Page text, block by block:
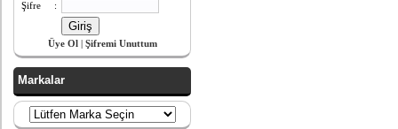
Şifre
:
Üye Ol Şifremi Unuttum
Markalar